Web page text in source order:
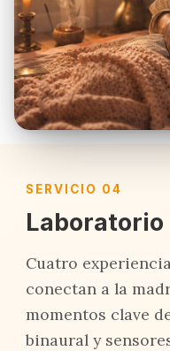
SERVICIO 04
Laboratorio
Cuatro
conectan a la
momentos clave
binaural y